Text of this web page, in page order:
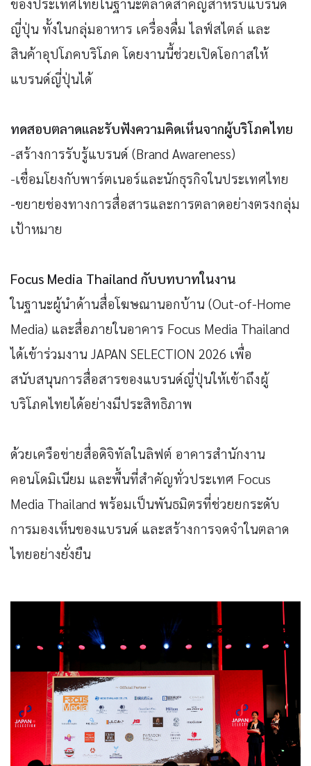
ของประเทศไทยในฐานะตลาดสำคัญสำหรับแบรนด์
ญี่ปุ่น ทั้งในกลุ่มอาหาร เครื่องดื่ม ไลฟ์สไตล์ และ
สินค้าอุปโภคบริโภค โดยงานนี้ช่วยเปิดโอกาสให้
แบรนด์ญี่ปุ่นได้
ทดสอบตลาดและรับฟังความคิดเห็นจากผู้บริโภคไทย
-สร้างการรับรู้แบรนด์ (Brand Awareness)
-เชื่อมโยงกับพาร์ตเนอร์และนักธุรกิจในประเทศไทย
-ขยายช่องทางการสื่อสารและการตลาดอย่างตรงกลุ่ม
เป้าหมาย
Focus Media Thailand กับบทบาทในงาน
ในฐานะผู้นำด้านสื่อโฆษณานอกบ้าน (Out-of-Home
Media) และสื่อภายในอาคาร Focus Media Thailand
ได้เข้าร่วมงาน JAPAN SELECTION 2026 เพื่อ
สนับสนุนการสื่อสารของแบรนด์ญี่ปุ่นให้เข้าถึงผู้
บริโภคไทยได้อย่างมีประสิทธิภาพ
ด้วยเครือข่ายสื่อดิจิทัลในลิฟต์ อาคารสำนักงาน
คอนโดมิเนียม และพื้นที่สำคัญทั่วประเทศ Focus
Media Thailand พร้อมเป็นพันธมิตรที่ช่วยยกระดับ
การมองเห็นของแบรนด์ และสร้างการจดจำในตลาด
ไทยอย่างยั่งยืน